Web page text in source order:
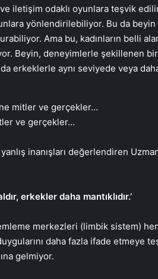
iletişim odaklı oyunlara teşvik
yönlendirilebiliyor. Bu da beyin
Ama bu, kadınların belli
Beyin, deneyimlerle şekillenen
erkeklerle aynı seviyede veya
ve gerçekler…
yanlış inanışları değerlendiren
erkekler daha mantıklıdır.’
merkezleri (limbik sistem)
daha fazla ifade etmeye
gelmiyor.